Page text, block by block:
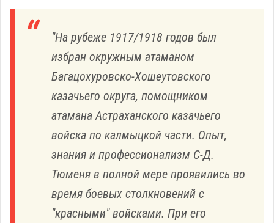
"На рубеже 1917/1918 годов был
избран окружным атаманом
Багацохуровско-Хошеутовского
казачьего округа, помощником
атамана Астраханского казачьего
войска по калмыцкой части. Опыт,
знания и профессионализм С-Д.
Тюменя в полной мере проявились во
время боевых столкновений с
"красными" войсками. При его